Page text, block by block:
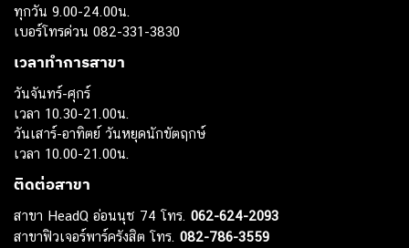
ทุกวัน 9.00-24.00น.
เบอร์โทรด่วน 082-331-3830
เวลาทำการสาขา
วันจันทร์-ศุกร์
เวลา 10.30-21.00น.
วันเสาร์-อาทิตย์ วันหยุดนักขัตฤกษ์
เวลา 10.00-21.00น.
ติดต่อสาขา
สาขา HeadQ อ่อนนุช 74 โทร. 062-624-2093
สาขาฟิวเจอร์พาร์ครังสิต โทร. 082-786-3559